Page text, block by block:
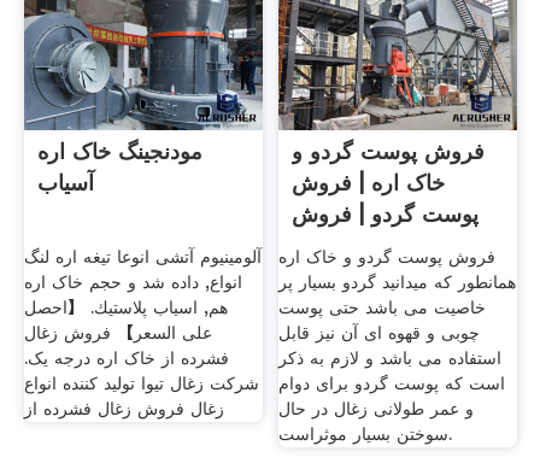
مودنجینگ خاک اره
آسیاب
آلومینیوم آتشی انوعا تیغه اره لنگ
انواع, داده شد و حجم خاک اره
هم, اسیاب پلاستيك. 【احصل
على السعر】 فروش زغال
فشرده از خاک اره درجه یک.
شرکت زغال تیوا تولید کننده انواع
زغال فروش زغال فشرده از
فروش پوست گردو و
خاک اره | فروش
پوست گردو | فروش
خاک اره
فروش پوست گردو و خاک اره
همانطور که میدانید گردو بسیار پر
خاصیت می باشد حتی پوست
چوبی و قهوه ای آن نیز قابل
استفاده می باشد و لازم به ذکر
است که پوست گردو برای دوام
و عمر طولانی زغال در حال
سوختن بسیار موثراست.